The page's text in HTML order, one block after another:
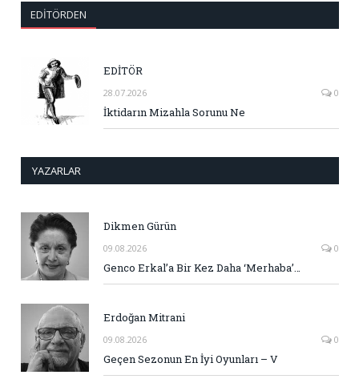
EDITÖRDEN
EDİTÖR
28.07.2026 0
İktidarın Mizahla Sorunu Ne
YAZARLAR
Dikmen Gürün
09.08.2026 0
Genco Erkal’a Bir Kez Daha ‘Merhaba’…
Erdoğan Mitrani
09.08.2026 0
Geçen Sezonun En İyi Oyunları – V